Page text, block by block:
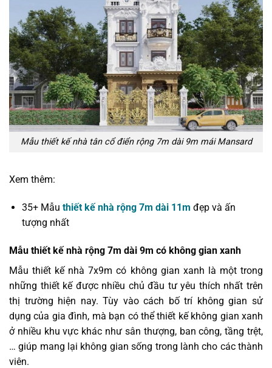
Mẫu thiết kế nhà tân cổ điển rộng 7m dài 9m mái Mansard
Xem thêm:
35+ Mẫu thiết kế nhà rộng 7m dài 11m đẹp và ấn
tượng nhất
Mẫu thiết kế nhà rộng 7m dài 9m có không gian xanh
Mẫu thiết kế nhà 7x9m có không gian xanh là một trong
những thiết kế được nhiều chủ đầu tư yêu thích nhất trên
thị trường hiện nay. Tùy vào cách bố trí không gian sử
dụng của gia đình, mà bạn có thể thiết kế không gian xanh
ở nhiều khu vực khác như sân thượng, ban công, tầng trệt,
… giúp mang lại không gian sống trong lành cho các thành
viên.